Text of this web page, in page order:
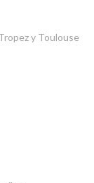
y Toulouse